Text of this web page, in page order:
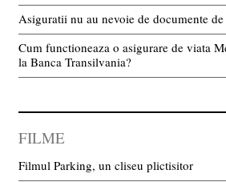
Asiguratii nu au nevoie de documente
Cum functioneaza o asigurare de viata
la Banca Transilvania?
FILME
Filmul Parking, un cliseu plictisitor